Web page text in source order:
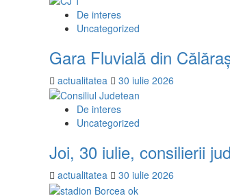
De interes
Uncategorized
Gara Fluvială din
actualitatea 30 iulie 2026
De interes
Uncategorized
Joi, 30 iulie, consilierii
actualitatea 30 iulie 2026